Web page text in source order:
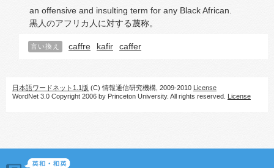
an offensive and insulting term for any Black African.
黒人のアフリカ人に対する蔑称。
言い換え caffre kafir caffer
日本語ワードネット1.1版 (C) 情報通信研究機構, 2009-2010 License
WordNet 3.0 Copyright 2006 by Princeton University. All rights reserved. License